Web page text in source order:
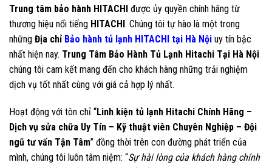
Trung tâm bảo hành HITACHI được ủy quyền chính hãng từ
thương hiệu nổi tiếng HITACHI. Chúng tôi tự hào là một trong
những Địa chỉ Bảo hành tủ lạnh HITACHI tại Hà Nội uy tín bậc
nhất hiện nay. Trung Tâm Bảo Hành Tủ Lạnh Hitachi Tại Hà Nội
chúng tôi cam kết mang đến cho khách hàng những trải nghiệm
dịch vụ tốt nhất cùng với giá cả hợp lý nhất.
Hoạt động với tôn chỉ “Linh kiện tủ lạnh Hitachi Chính Hãng –
Dịch vụ sửa chữa Uy Tín – Kỹ thuật viên Chuyên Nghiệp – Đội
ngũ tư vấn Tận Tâm” đồng thời trên con đường phát triển của
mình, chúng tôi luôn tâm niệm: “Sự hài lòng của khách hàng chính